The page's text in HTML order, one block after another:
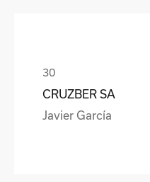
CRUZBER SA
Javier García